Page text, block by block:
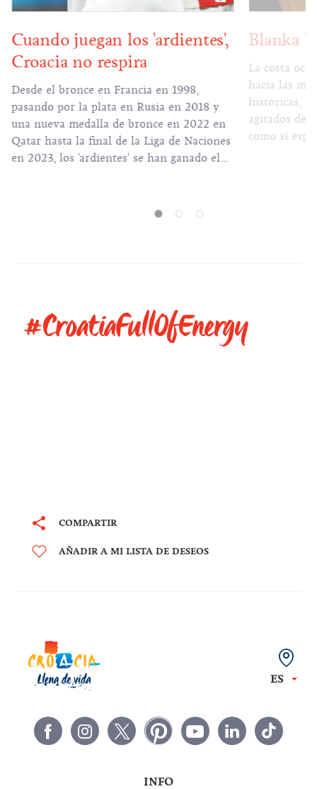
Cuando juegan los 'ardientes',
Croacia no respira
Desde el bronce en Francia en 1998,
pasando por la plata en Rusia en 2018 y
una nueva medalla de bronce en 2022 en
Qatar hasta la final de la Liga de Naciones
en 2023, los 'ardientes' se han ganado el
Blanka
La costa
hacia las
históricas,
agitados de
como si
#CroatiaFullOfEnergy
COMPARTIR
AÑADIR A MI LISTA DE DESEOS
ES
INFO